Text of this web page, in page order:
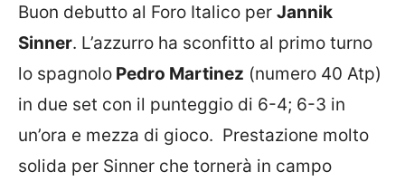
Buon debutto al Foro Italico per Jannik
Sinner. L’azzurro ha sconfitto al primo turno
lo spagnolo Pedro Martinez (numero 40 Atp)
in due set con il punteggio di 6-4; 6-3 in
un’ora e mezza di gioco. Prestazione molto
solida per Sinner che tornerà in campo